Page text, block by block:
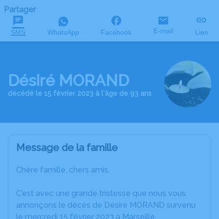
Partager
SMS WhatsApp Facebook E-mail Lien
Désiré MORAND
décédé le 15 février 2023 à l'âge de 93 ans
Message de la famille
Chère famille, chers amis,
C’est avec une grande tristesse que nous vous
annonçons le décès de Désiré MORAND survenu
le mercredi 15 février 2023 à Marseille.